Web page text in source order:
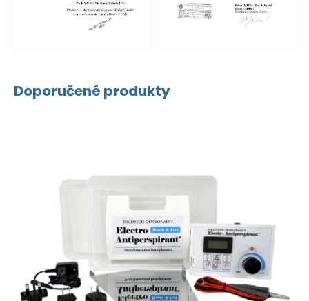
Doporučené produkty